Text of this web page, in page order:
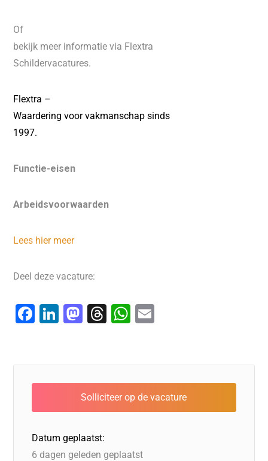
Of
bekijk meer informatie via Flextra
Schildervacatures.
Flextra –
Waardering voor vakmanschap sinds
1997.
Functie-eisen
Arbeidsvoorwaarden
Lees hier meer
Deel deze vacature:
F
e
b
o
o
k
Li
e
dI
n
M
o
d
o
n
T
a
d
s
W
s
A
p
l
Datum geplaatst:
6 dagen geleden geplaatst